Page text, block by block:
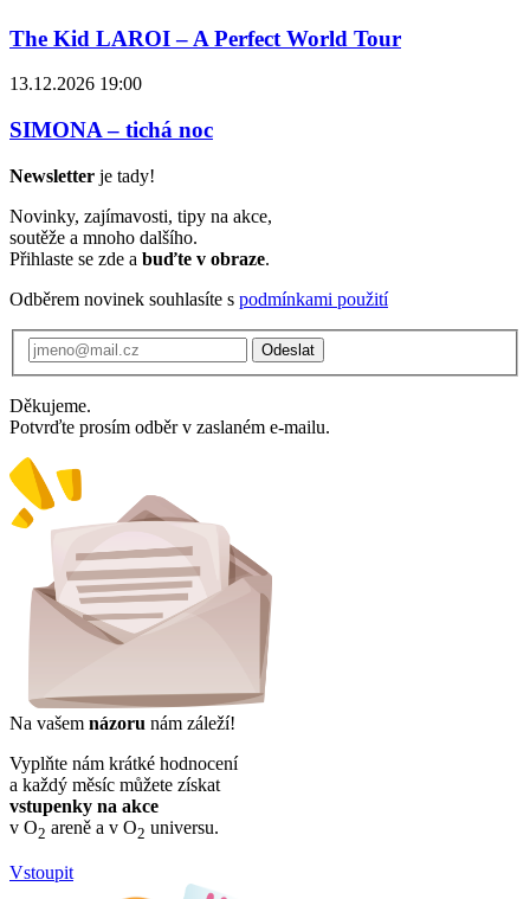
The Kid LAROI – A Perfect World Tour
13.12.2026 19:00
SIMONA – tichá noc
Newsletter je tady!
Novinky, zajímavosti, tipy na akce,
soutěže a mnoho dalšího.
Přihlaste se zde a buďte v obraze.
Odběrem novinek souhlasíte s podmínkami použití
Odeslat
Děkujeme.
Potvrďte prosím odběr v zaslaném e-mailu.
Na vašem názoru nám záleží!
Vyplňte nám krátké hodnocení
a každý měsíc můžete získat
vstupenky na akce
v O2 areně a v O2 universu.
Vstoupit